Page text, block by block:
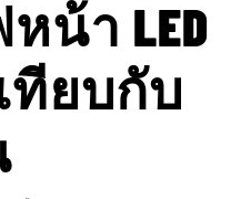
หน้า LED
ทียบกับ